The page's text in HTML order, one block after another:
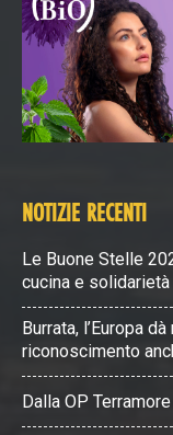
NOTIZIE RECENTI
Le Buone Stelle
cucina e solidarietà
Burrata, l’Europa
riconoscimento
Dalla OP